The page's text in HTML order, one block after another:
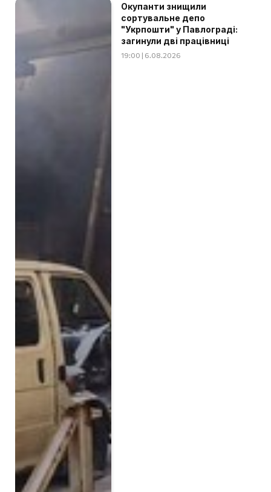
Окупанти знищили
сортувальне депо
"Укрпошти" у Павлограді:
загинули дві працівниці
19:00 | 6.08.2026